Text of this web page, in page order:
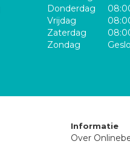
Donderdag
Vrijdag
Zaterdag
Zondag
Informatie
Over